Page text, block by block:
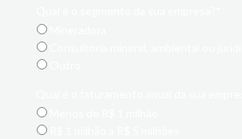
Mineradora
Consultoria mineral, ambiental ou
Outro
Menos de R$ 1 milhão
R$ 1 milhão a R$ 5 milhões